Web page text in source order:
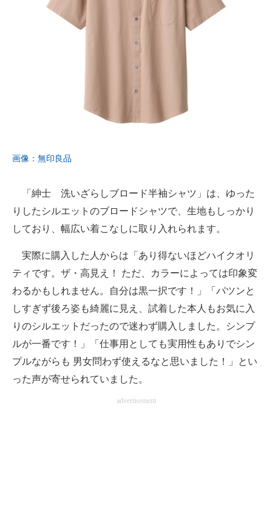
画像：無印良品
「紳士 洗いざらしブロード半袖シャツ」は、ゆった
りしたシルエットのブロードシャツで、生地もしっかり
しており、幅広い着こなしに取り入れられます。
実際に購入した人からは「あり得ないほどハイクオリ
ティです。ザ・高見え！ ただ、カラーによっては印象変
わるかもしれません。自分は黒一択です！」「パツンと
しすぎず後ろ姿も綺麗に見え、試着した本人もお気に入
りのシルエットだったので迷わず購入しました。シンプ
ルが一番です！」「仕事用としても実用性もありでシン
プルながらも 男女問わず使えるなと思いました！」とい
った声が寄せられていました。
advertisement